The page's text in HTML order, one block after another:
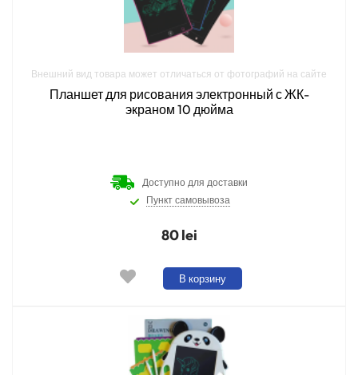
Внешний вид товара может отличаться от фотографий на сайте
Планшет для рисования электронный с ЖК-
экраном 10 дюйма
Доступно для доставки
Пункт самовывоза
80 lei
В корзину